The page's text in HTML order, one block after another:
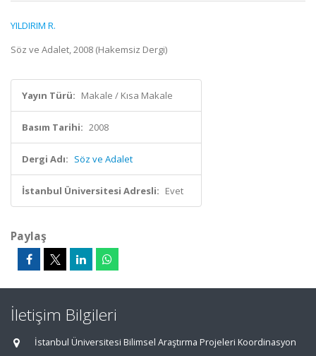
YILDIRIM R.
Söz ve Adalet, 2008 (Hakemsiz Dergi)
Yayın Türü: Makale / Kısa Makale
Basım Tarihi: 2008
Dergi Adı: Söz ve Adalet
İstanbul Üniversitesi Adresli: Evet
Paylaş
İletişim Bilgileri
İstanbul Üniversitesi Bilimsel Araştırma Projeleri Koordinasyon